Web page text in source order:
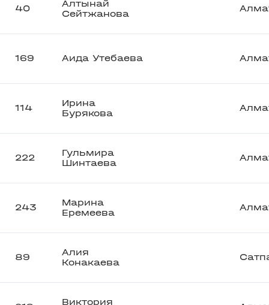
40
Алтынай
Сейтжанова
169 Аида Утебаева
114
Ирина
Бурякова
222
Гульмира
Шинтаева
243
Марина
Еремеева
89
Алия
Конакаева
Виктория